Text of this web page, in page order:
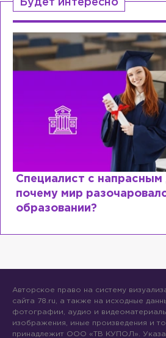
Будет интересно
Специалист с
почему мир
образовании?
Авторское право на систему
сайта 78.ru, а также на исходные
фотографии, аудио и
изображения, иные произведения и
принадлежит ООО «ТВ КУПОЛ».